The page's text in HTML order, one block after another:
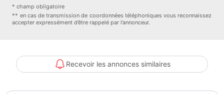
caractéristiques du véhicule TRANSAKAUTO Réseau national
Courtier Automobile pour les particuliers et professionnels
NOIR
2
* champ obligatoire
** en cas de transmission de coordonnées téléphoniques vous reconnaissez
accepter expressément d’être rappelé par l’annonceur.
Recevoir les annonces similaires